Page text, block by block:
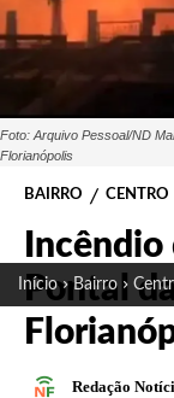
Início Bairro
Foto: Arquivo Pessoal/ND
Florianópolis
BAIRRO CENTRO
Pontal
Redação